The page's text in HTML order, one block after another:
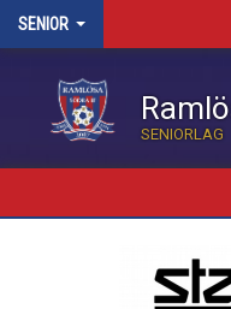
SENIOR
SENIORLAG